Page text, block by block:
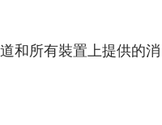
和所有裝置上提供的消